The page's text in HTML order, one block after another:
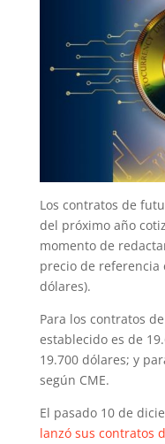
Los contratos de
del próximo año
momento de
precio de referencia
dólares).
Para los contratos
establecido es de
19.700 dólares; y
según CME.
El pasado 10 de
lanzó sus contratos